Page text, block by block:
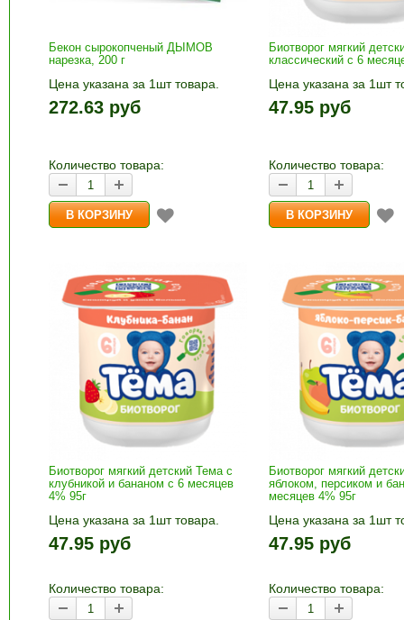
Бекон сырокопченый ДЫМОВ
нарезка, 200 г
Цена указана за 1шт товара.
1шт прибавляется кнопками «+»
и «-». Выберите нужное
272.63 руб
Количество товара:
Биотворог мягкий
классический с 6
Цена указана за 1шт
1шт прибавляется
и «-». Выберите
47.95 руб
Количество товара:
Биотворог мягкий детский Тема с
клубникой и бананом с 6 месяцев
4% 95г
Цена указана за 1шт товара.
1шт прибавляется кнопками «+»
и «-». Выберите нужное
корзину»
47.95 руб
Количество товара:
Биотворог мягкий
яблоком, персиком и
месяцев 4% 95г
Цена указана за 1шт
1шт прибавляется
и «-». Выберите
корзину»
47.95 руб
Количество товара: